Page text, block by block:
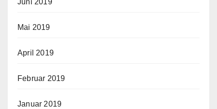
Juni 2019
Mai 2019
April 2019
Februar 2019
Januar 2019